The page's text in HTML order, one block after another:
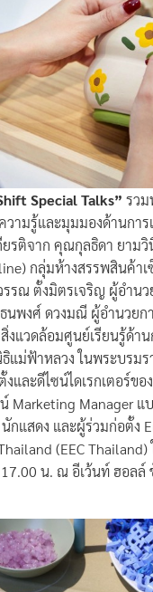
Special Talks” รว
วามรู้และมุมมองด้านกา
ยรติจาก คุณกุลธิดา ยาม
กลุ่มห้างสรรพสินค้าเ
รรณ ตั้งมิตรเจริญ ผู้อำน
นพงศ์ ดวงมณี ผู้อำนวยก
งแวดล้อมศูนย์เรียนรู้ด้า
แม่ฟ้าหลวง ในพระบรม
และดีไซน์ไดเรกเตอร์ข
Marketing Manager แ
กแสดง และผู้ร่วมก่อตั้ง
(EEC
น. ณ อีเว้นท์ ฮอลล์